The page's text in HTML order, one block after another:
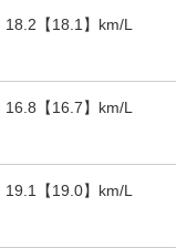
18.2【18.1】km/L
16.8【16.7】km/L
19.1【19.0】km/L